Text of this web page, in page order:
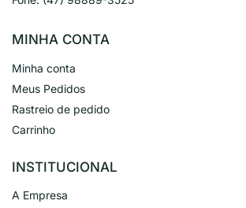
MINHA CONTA
Minha conta
Meus Pedidos
Rastreio de pedido
Carrinho
INSTITUCIONAL
A Empresa